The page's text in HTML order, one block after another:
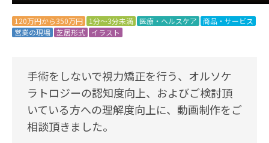
120万円から350万円 1分～3分未満 医療・ヘルスケア
商品・サービス
営業の現場 芝居形式 イラスト
手術をしないで視力矯正を行う、オルソケ
ラトロジーの認知度向上、およびご検討頂
いている方への理解度向上に、動画制作をご
相談頂きました。